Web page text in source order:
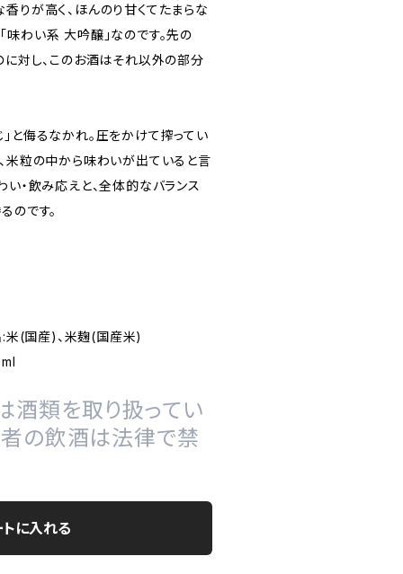
りが高く、ほんのり甘くてたまらな
わい系 大吟醸」なのです。先の
に対し、このお酒はそれ以外の部分
と侮るなかれ。圧をかけて搾ってい
米粒の中から味わいが出ていると言
い・飲み応えと、全体的なバランス
のです。
米(国産)、米麹(国産米)
酒類を取り扱ってい
の飲酒は法律で禁
に入れる